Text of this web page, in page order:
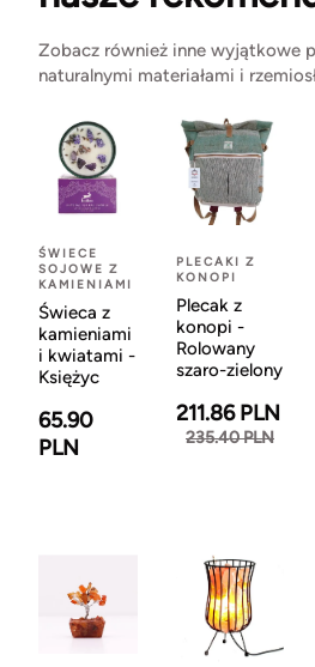
Zobacz również inne wyjątkowe
naturalnymi materiałami i
ŚWIECE
SOJOWE Z
KAMIENIAMI
Świeca z
kamieniami
i kwiatami -
Księżyc
65.90
PLN
PLECAKI Z
KONOPI
Plecak z
konopi -
Rolowany
szaro-zielony
211.86 PLN
235.40 PLN